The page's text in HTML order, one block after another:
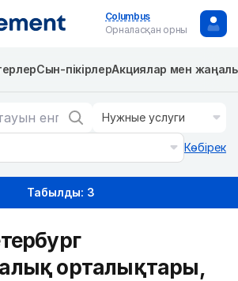
Columbus
Орналасқан орны
Сын-пікірлерАкциялар мен
Нужные услуги
Көбірек
Табылды: 3
орталықтары,